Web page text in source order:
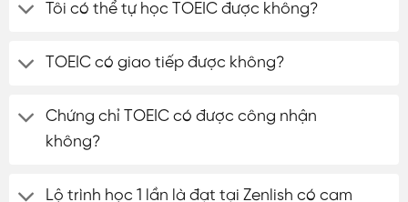
Tôi có thể tự học TOEIC được không?
TOEIC có giao tiếp được không?
Chứng chỉ TOEIC có được công nhận
không?
Lộ trình học 1 lần là đạt tại Zenlish có cam